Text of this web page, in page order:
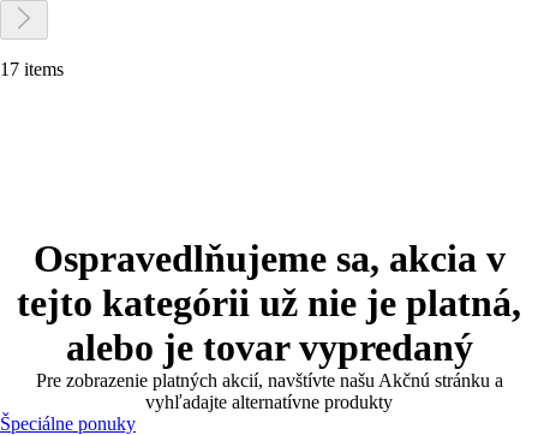
17 items
Ospravedlňujeme sa, akcia v
tejto kategórii už nie je platná,
alebo je tovar vypredaný
Pre zobrazenie platných akcií, navštívte našu Akčnú stránku a
vyhľadajte alternatívne produkty
Špeciálne ponuky